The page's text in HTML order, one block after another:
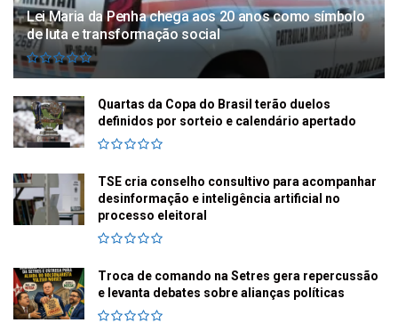
Lei Maria da Penha chega aos 20 anos como símbolo
de luta e transformação social
Quartas da Copa do Brasil terão duelos
definidos por sorteio e calendário apertado
TSE cria conselho consultivo para acompanhar
desinformação e inteligência artificial no
processo eleitoral
Troca de comando na Setres gera repercussão
e levanta debates sobre alianças políticas